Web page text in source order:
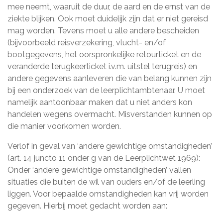
mee neemt, waaruit de duur, de aard en de ernst van de
ziekte blijken. Ook moet duidelijk zijn dat er niet gereisd
mag worden. Tevens moet u alle andere bescheiden
(bijvoorbeeld reisverzekering, vlucht- en/of
bootgegevens, het oorspronkelijke retourticket en de
veranderde terugkeerticket i.v.m. uitstel terugreis) en
andere gegevens aanleveren die van belang kunnen zijn
bij een onderzoek van de leerplichtambtenaar. U moet
namelijk aantoonbaar maken dat u niet anders kon
handelen wegens overmacht. Misverstanden kunnen op
die manier voorkomen worden.
Verlof in geval van ‘andere gewichtige omstandigheden’
(art. 14 juncto 11 onder g van de Leerplichtwet 1969):
Onder ‘andere gewichtige omstandigheden’ vallen
situaties die buiten de wil van ouders en/of de leerling
liggen. Voor bepaalde omstandigheden kan vrij worden
gegeven. Hierbij moet gedacht worden aan: